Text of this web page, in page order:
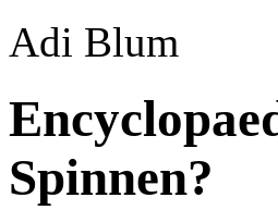
Adi Blum
Spinnen?